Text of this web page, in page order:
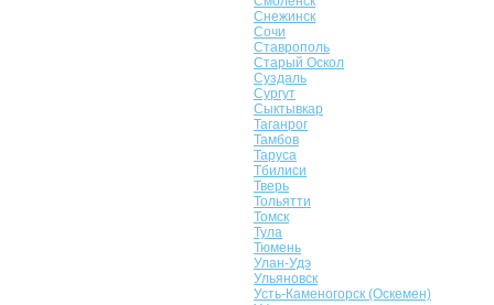
Снежинск
Сочи
Ставрополь
Старый Оскол
Суздаль
Сургут
Сыктывкар
Таганрог
Тамбов
Таруса
Тбилиси
Тверь
Тольятти
Томск
Тула
Тюмень
Улан-Удэ
Ульяновск
Усть-Каменогорск (Оскемен)